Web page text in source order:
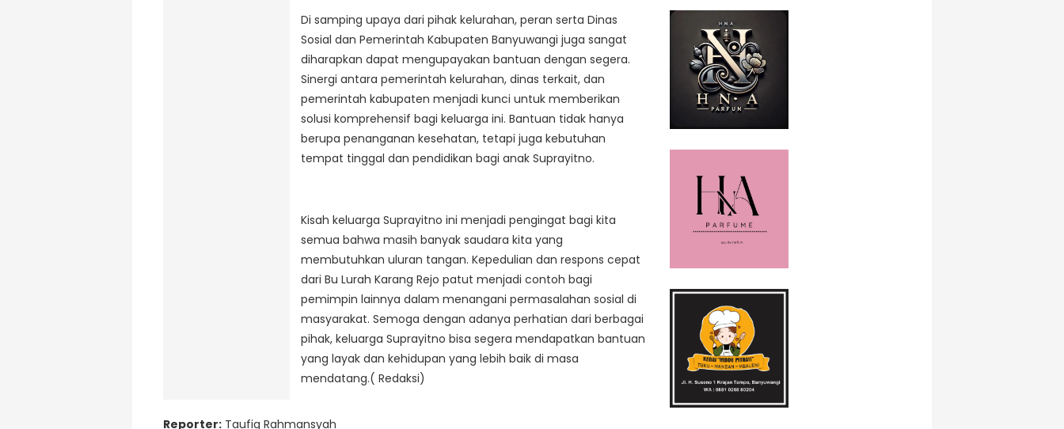
Di samping upaya dari pihak kelurahan, peran serta Dinas
Sosial dan Pemerintah Kabupaten Banyuwangi juga sangat
diharapkan dapat mengupayakan bantuan dengan segera.
Sinergi antara pemerintah kelurahan, dinas terkait, dan
pemerintah kabupaten menjadi kunci untuk memberikan
solusi komprehensif bagi keluarga ini. Bantuan tidak hanya
berupa penanganan kesehatan, tetapi juga kebutuhan
tempat tinggal dan pendidikan bagi anak Suprayitno.
Kisah keluarga Suprayitno ini menjadi pengingat bagi kita
semua bahwa masih banyak saudara kita yang
membutuhkan uluran tangan. Kepedulian dan respons cepat
dari Bu Lurah Karang Rejo patut menjadi contoh bagi
pemimpin lainnya dalam menangani permasalahan sosial di
masyarakat. Semoga dengan adanya perhatian dari berbagai
pihak, keluarga Suprayitno bisa segera mendapatkan bantuan
yang layak dan kehidupan yang lebih baik di masa
mendatang.( Redaksi)
Reporter: Taufiq Rahmansyah